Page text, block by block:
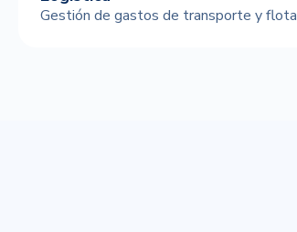
Gestión de gastos de transporte y flota